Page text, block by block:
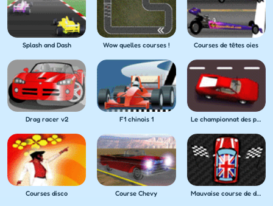
Splash and Dash Wow quelles courses ! Courses de têtes oies
Drag racer v2 F1 chinois 1 Le championnat des pilotes bourrés
Courses disco Course Chevy Mauvaise course de dérapage